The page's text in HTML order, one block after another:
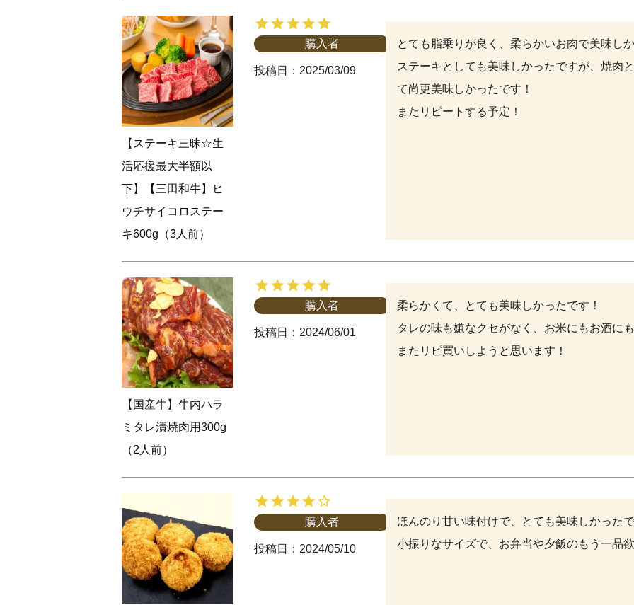
【ステーキ三昧☆生
活応援最大半額以
下】【三田和牛】ヒ
ウチサイコロステー
キ600g（3人前）
購入者
投稿日 2025/03/09
とても脂乗りが良く、柔らかいお肉で美味し
ステーキとしても美味しかったですが、焼肉
て尚更美味しかったです！
またリピートする予定！
【国産牛】牛内ハラ
ミタレ漬焼肉用300g
（2人前）
購入者
投稿日 2024/06/01
柔らかくて、とても美味しかったです！
タレの味も嫌なクセがなく、お米にもお酒に
またリピ買いしようと思います！
購入者
投稿日 2024/05/10
ほんのり甘い味付けで、とても美味しかったで
小振りなサイズで、お弁当や夕飯のもう一品